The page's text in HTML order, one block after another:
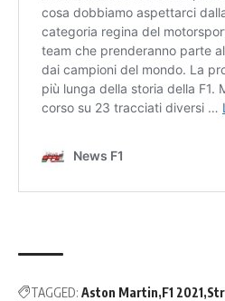
TAGGED: Aston Martin F1 2021